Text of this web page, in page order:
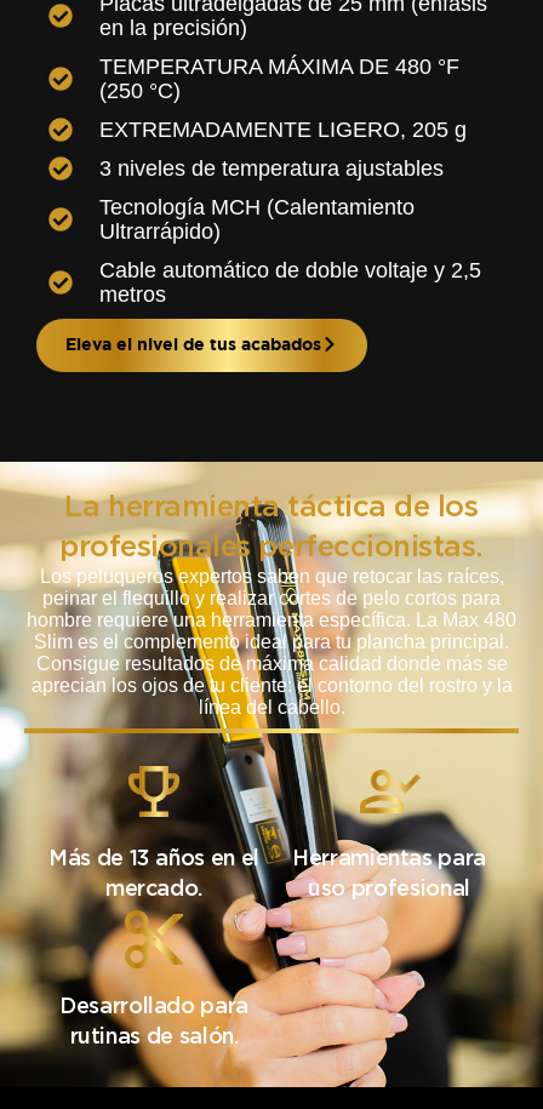
en la precisión)
TEMPERATURA MÁXIMA DE 480 °F
(250 °C)
EXTREMADAMENTE LIGERO, 205 g
3 niveles de temperatura ajustables
Tecnología MCH (Calentamiento
Ultrarrápido)
Cable automático de doble voltaje y 2,5
metros
Eleva el nivel de tus acabados
La herramienta táctica de los
profesionales perfeccionistas.
Los peluqueros expertos saben que retocar las raíces,
peinar el flequillo y realizar cortes de pelo cortos para
hombre requiere una herramienta específica. La Max 480
Slim es el complemento ideal para tu plancha principal.
Consigue resultados de máxima calidad donde más se
aprecian los ojos de tu cliente: el contorno del rostro y la
línea del cabello.
Más de 13 años en el
mercado.
Herramientas para
uso profesional
Desarrollado para
rutinas de salón.